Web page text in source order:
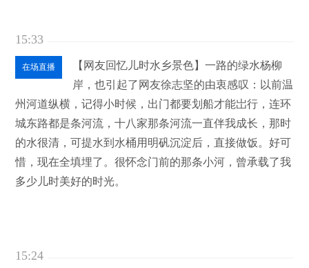
15:33
在场直播
【网友回忆儿时水乡景色】一路的绿水杨柳
岸，也引起了网友徐志坚的由衷感叹：以前温
州河道纵横，记得小时候，出门都要划船才能岀行，连环
城东路都是条河流，十八家那条河流一直伴我成长，那时
的水很清，可提水到水桶用明矾沉淀后，直接做饭。好可
惜，现在全填埋了。很怀念门前的那条小河，曾承载了我
多少儿时美好的时光。
15:24